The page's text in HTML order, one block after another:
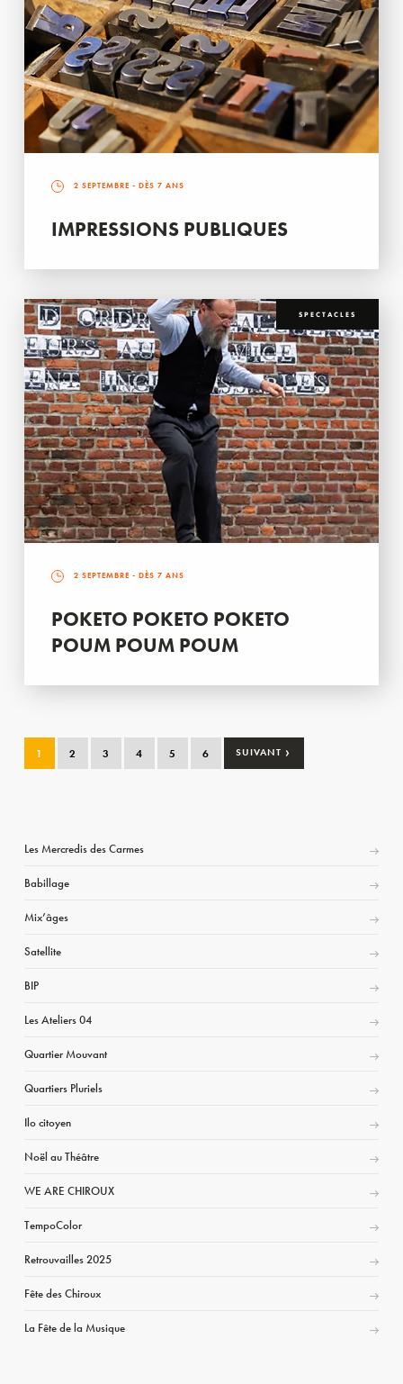
2 SEPTEMBRE - DÈS 7 ANS
IMPRESSIONS PUBLIQUES
SPECTACLES
2 SEPTEMBRE - DÈS 7 ANS
POKETO POKETO POKETO
POUM POUM POUM
1 2 3 4 5 6 SUIVANT ›
Les Mercredis des Carmes
Babillage
Mix’âges
Satellite
BIP
Les Ateliers 04
Quartier Mouvant
Quartiers Pluriels
Ilo citoyen
Noël au Théâtre
WE ARE CHIROUX
TempoColor
Retrouvailles 2025
Fête des Chiroux
La Fête de la Musique